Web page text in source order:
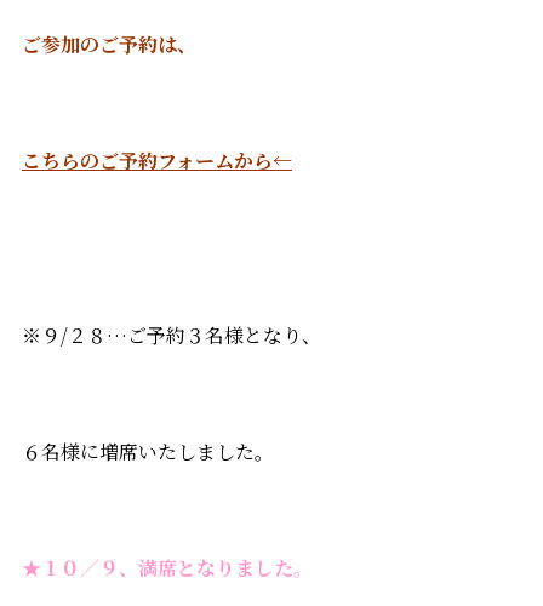
ご参加のご予約は、
こちらのご予約フォームから←
※９/２８…ご予約３名様となり、
６名様に増席いたしました。
★１０／９、満席となりました。